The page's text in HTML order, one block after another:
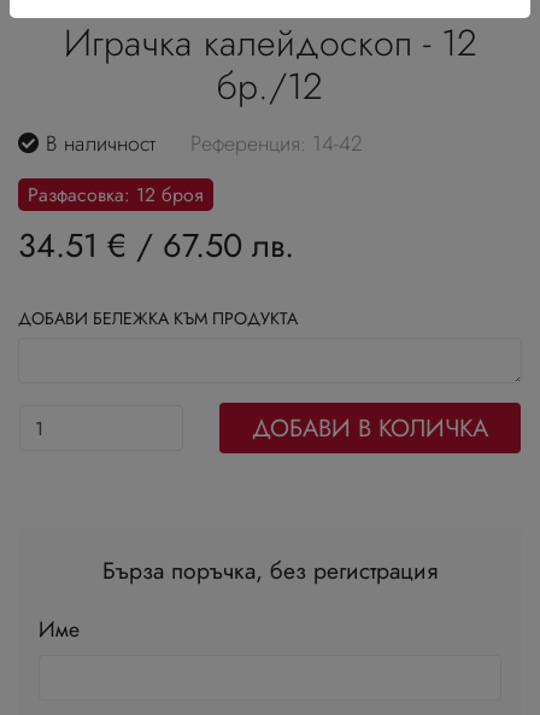
Играчка калейдоскоп - 12
бр./12
В наличност Референция: 14-42
Разфасовка: 12 броя
34.51 € / 67.50 лв.
ДОБАВИ БЕЛЕЖКА КЪМ ПРОДУКТА
ДОБАВИ В КОЛИЧКА
Бърза поръчка, без регистрация
Име